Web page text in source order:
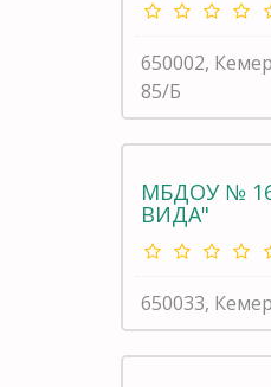
650002,
85/Б
МБДОУ №
ВИДА"
650033,